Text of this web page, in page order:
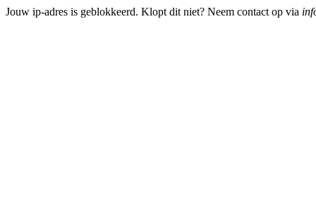
Jouw ip-adres is geblokkeerd. Klopt dit niet? Neem contact op via